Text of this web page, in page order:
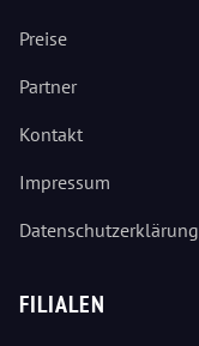
Preise
Partner
Kontakt
Impressum
Datenschutzerklärung
FILIALEN